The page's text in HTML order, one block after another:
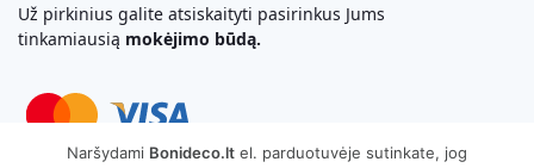
Už pirkinius galite atsiskaityti pasirinkus Jums
tinkamiausią mokėjimo būdą.
Naršydami Bonideco.lt el. parduotuvėje sutinkate, jog